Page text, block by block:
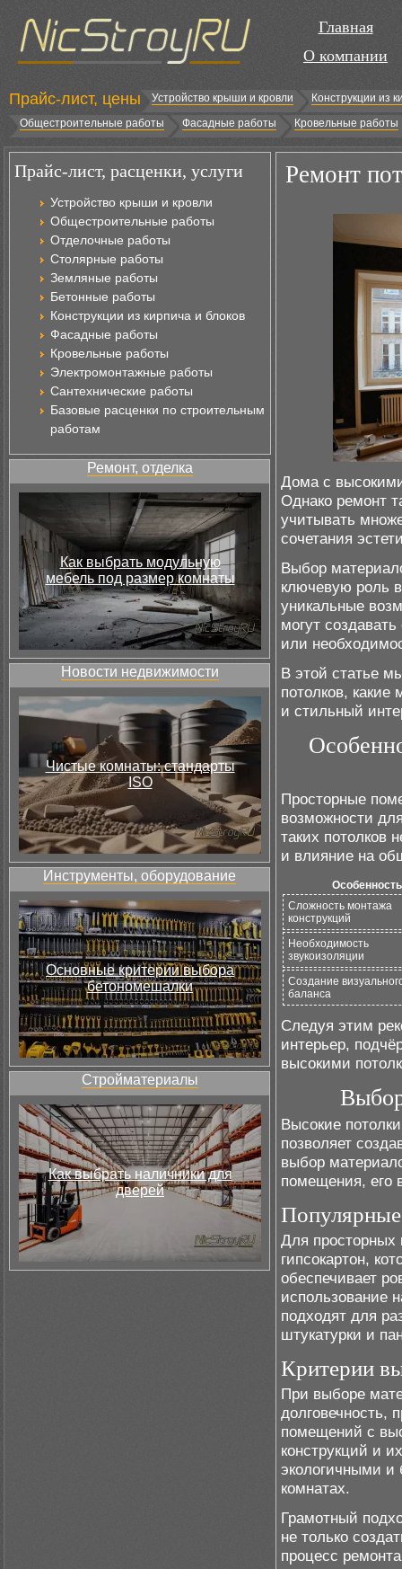
Главная
О компании
Прайс-лист, цены Устройство крыши и кровли
Конструкции из
Общестроительные работы
Фасадные работы Кровельные работы
Прайс-лист, расценки, услуги
Устройство крыши и кровли
Общестроительные работы
Отделочные работы
Столярные работы
Земляные работы
Бетонные работы
Конструкции из кирпича и блоков
Фасадные работы
Кровельные работы
Электромонтажные работы
Сантехнические работы
Базовые расценки по строительным
работам
Ремонт, отделка
Как выбрать модульную
мебель под размер комнаты
Новости недвижимости
Чистые комнаты: стандарты
ISO
Инструменты, оборудование
Основные критерии выбора
бетономешалки
Стройматериалы
Как выбрать наличники для
дверей
Ремонт
Дома с
Однако ремонт
учитывать
сочетания
Выбор
ключевую роль
уникальные
могут
или
В этой статье
потолков,
и стильный
Просторные
возможности
таких потолков
и влияние на
Особенность
Сложность монтажа
конструкций
Необходимость
звукоизоляции
Создание
баланса
Следуя этим
интерьер,
высокими
Высокие
позволяет
выбор
помещения, его
Популярные
Для просторных
гипсокартон,
обеспечивает
использование
подходят для
штукатурки и
Критерии
При выборе
долговечность,
помещений с
конструкций и
экологичными и
комнатах.
Грамотный
не только
процесс